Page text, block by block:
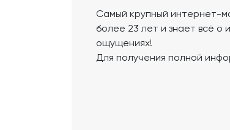
Самый крупный интернет-
более 23 лет и знает всё о
ощущениях!
Для получения полной